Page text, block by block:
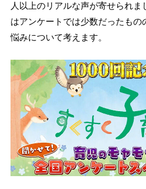
人以上のリアルな声が寄せられ
はアンケートでは少数だったもの
悩みについて考えます。